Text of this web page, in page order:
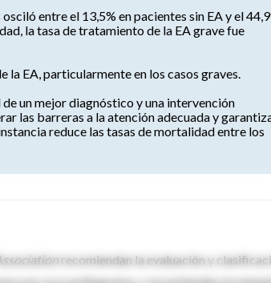
entre el 13,5% en pacientes sin EA y el
la tasa de tratamiento de la EA grave fue
EA, particularmente en los casos graves.
un mejor diagnóstico y una intervención
las barreras a la atención adecuada y
reduce las tasas de mortalidad entre los
recomiendan la evaluación y